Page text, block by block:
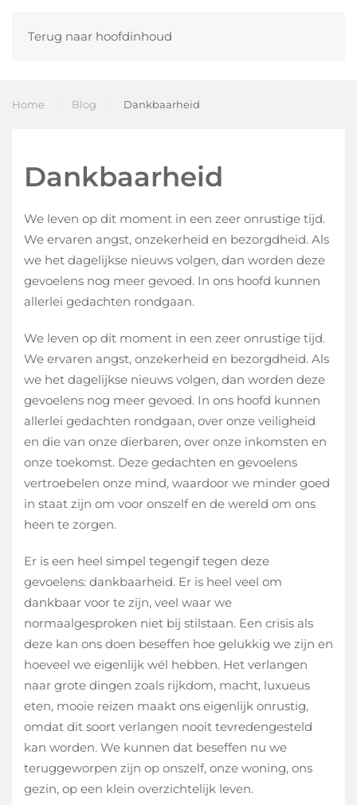
Terug naar hoofdinhoud
Home Blog Dankbaarheid
Dankbaarheid
We leven op dit moment in een zeer onrustige tijd.
We ervaren angst, onzekerheid en bezorgdheid. Als
we het dagelijkse nieuws volgen, dan worden deze
gevoelens nog meer gevoed. In ons hoofd kunnen
allerlei gedachten rondgaan.
We leven op dit moment in een zeer onrustige tijd.
We ervaren angst, onzekerheid en bezorgdheid. Als
we het dagelijkse nieuws volgen, dan worden deze
gevoelens nog meer gevoed. In ons hoofd kunnen
allerlei gedachten rondgaan, over onze veiligheid
en die van onze dierbaren, over onze inkomsten en
onze toekomst. Deze gedachten en gevoelens
vertroebelen onze mind, waardoor we minder goed
in staat zijn om voor onszelf en de wereld om ons
heen te zorgen.
Er is een heel simpel tegengif tegen deze
gevoelens: dankbaarheid. Er is heel veel om
dankbaar voor te zijn, veel waar we
normaalgesproken niet bij stilstaan. Een crisis als
deze kan ons doen beseffen hoe gelukkig we zijn en
hoeveel we eigenlijk wél hebben. Het verlangen
naar grote dingen zoals rijkdom, macht, luxueus
eten, mooie reizen maakt ons eigenlijk onrustig,
omdat dit soort verlangen nooit tevredengesteld
kan worden. We kunnen dat beseffen nu we
teruggeworpen zijn op onszelf, onze woning, ons
gezin, op een klein overzichtelijk leven.